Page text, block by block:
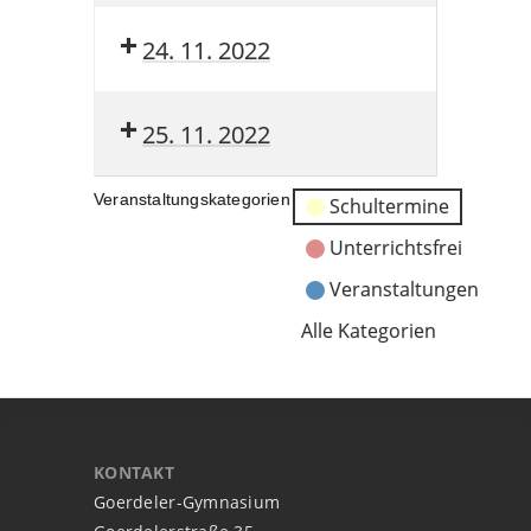
24. 11. 2022
25. 11. 2022
Veranstaltungskategorien
Schultermine
Unterrichtsfrei
Veranstaltungen
Alle Kategorien
KONTAKT
Goerdeler-Gymnasium